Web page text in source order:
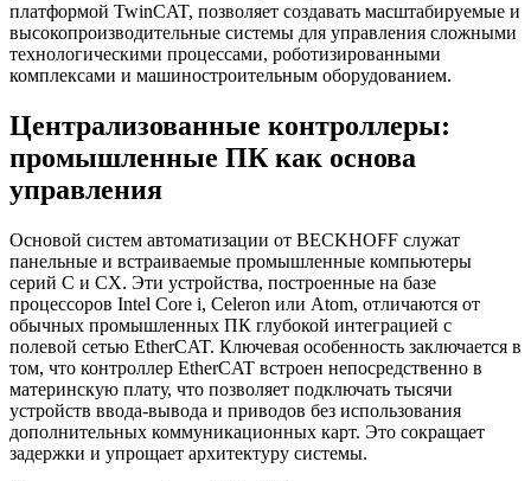
платформой TwinCAT, позволяет создавать масштабируемые и
высокопроизводительные системы для управления сложными
технологическими процессами, роботизированными
комплексами и машиностроительным оборудованием.
Централизованные контроллеры:
промышленные ПК как основа
управления
Основой систем автоматизации от BECKHOFF служат
панельные и встраиваемые промышленные компьютеры
серий C и CX. Эти устройства, построенные на базе
процессоров Intel Core i, Celeron или Atom, отличаются от
обычных промышленных ПК глубокой интеграцией с
полевой сетью EtherCAT. Ключевая особенность заключается в
том, что контроллер EtherCAT встроен непосредственно в
материнскую плату, что позволяет подключать тысячи
устройств ввода-вывода и приводов без использования
дополнительных коммуникационных карт. Это сокращает
задержки и упрощает архитектуру системы.